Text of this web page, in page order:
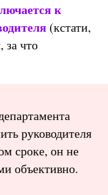
к
(кстати,
за что
руководителя
сроке, он не
объективно.